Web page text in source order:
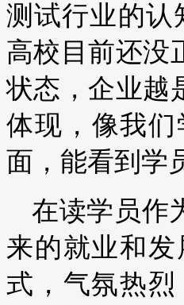
测试行业的认
高校目前还没
状态，企业越
体现，像我
面，能看到学
在读学员作
来的就业和
式，气氛热